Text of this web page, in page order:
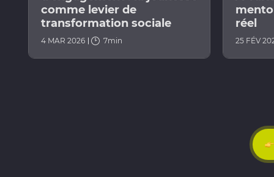
comme levier de
transformation sociale
4 MAR 2026 7min
réel
25 FÉV